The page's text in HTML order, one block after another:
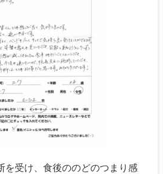
を受け、食後ののどのつまり感